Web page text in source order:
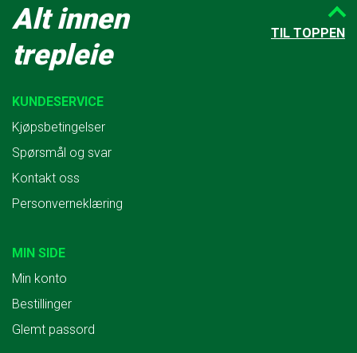
Alt innen
trepleie
KUNDESERVICE
Kjøpsbetingelser
Spørsmål og svar
Kontakt oss
Personverneklæring
MIN SIDE
Min konto
Bestillinger
Glemt passord
TIL TOPPEN